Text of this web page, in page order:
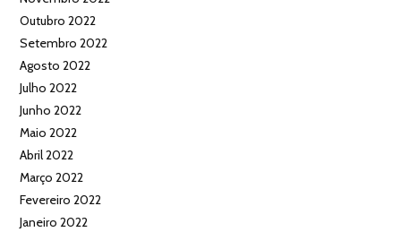
Outubro 2022
Setembro 2022
Agosto 2022
Julho 2022
Junho 2022
Maio 2022
Abril 2022
Março 2022
Fevereiro 2022
Janeiro 2022